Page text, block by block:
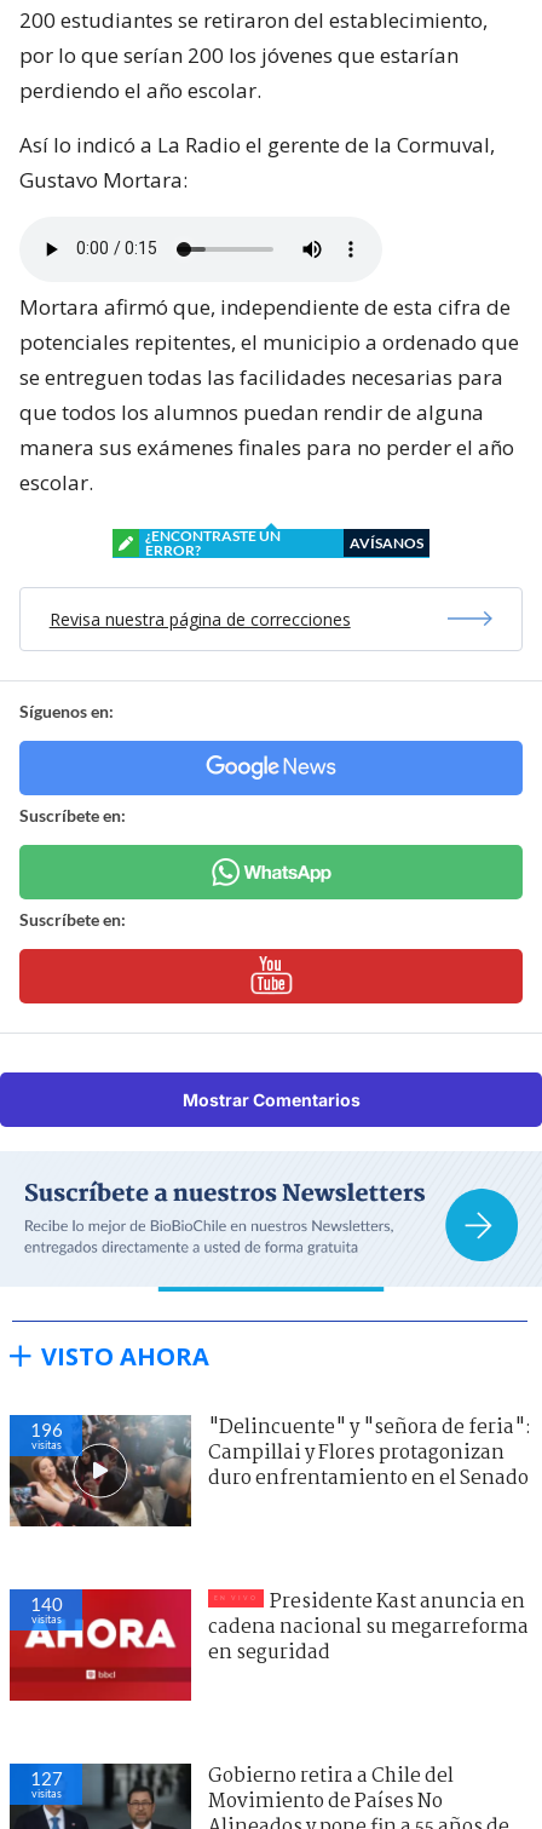
200 estudiantes se retiraron del establecimiento,
por lo que serían 200 los jóvenes que estarían
perdiendo el año escolar.
Así lo indicó a La Radio el gerente de la Cormuval,
Gustavo Mortara:
Mortara afirmó que, independiente de esta cifra de
potenciales repitentes, el municipio a ordenado que
se entreguen todas las facilidades necesarias para
que todos los alumnos puedan rendir de alguna
manera sus exámenes finales para no perder el año
escolar.
¿ENCONTRASTE UN
ERROR?
AVÍSANOS
Revisa nuestra página de correcciones
Síguenos en:
Suscríbete en:
Suscríbete en:
Mostrar Comentarios
VISTO AHORA
196
visitas
"Delincuente" y "señora de feria":
Campillai y Flores protagonizan
duro enfrentamiento en el Senado
140
visitas
Presidente Kast anuncia en
cadena nacional su megarreforma
en seguridad
127
visitas
Gobierno retira a Chile del
Movimiento de Países No